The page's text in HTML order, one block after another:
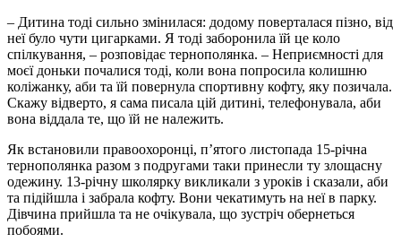
– Дитина тоді сильно змінилася: додому поверталася пізно, від
неї було чути цигарками. Я тоді заборонила їй це коло
спілкування, – розповідає тернополянка. – Неприємності для
моєї доньки почалися тоді, коли вона попросила колишню
коліжанку, аби та їй повернула спортивну кофту, яку позичала.
Скажу відверто, я сама писала цій дитині, телефонувала, аби
вона віддала те, що їй не належить.
Як встановили правоохоронці, п’ятого листопада 15-річна
тернополянка разом з подругами таки принесли ту злощасну
одежину. 13-річну школярку викликали з уроків і сказали, аби
та підійшла і забрала кофту. Вони чекатимуть на неї в парку.
Дівчина прийшла та не очікувала, що зустріч обернеться
побоями.